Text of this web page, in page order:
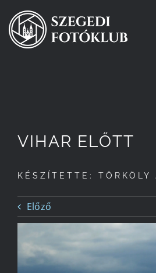
Kihagyás
Pályázatok
Tagjaink
Csatlakozz!
Történetünk
VIHAR ELŐTT
KÉSZÍTETTE: TÖRKÖLY
Előző